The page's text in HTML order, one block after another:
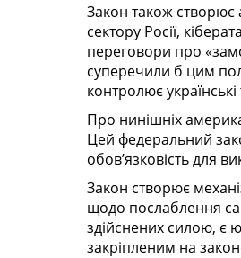
Закон також створює
сектору Росії,
переговори про
суперечили б цим
контролює
Про нинішніх
Цей федеральний
обов’язковість для
Закон створює
щодо послаблення
здійснених силою, є
закріпленим на